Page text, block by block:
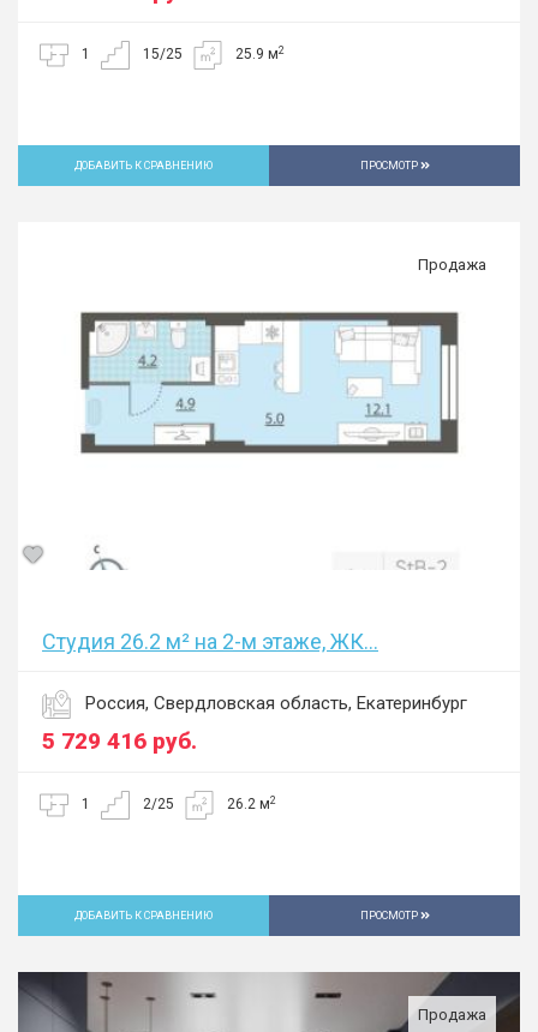
1 15/25 25.9 м2
ДОБАВИТЬ К СРАВНЕНИЮ ПРОСМОТР
Продажа
Студия 26.2 м² на 2-м этаже, ЖК...
Россия, Свердловская область, Екатеринбург
5 729 416 руб.
1 2/25 26.2 м2
ДОБАВИТЬ К СРАВНЕНИЮ ПРОСМОТР
Продажа